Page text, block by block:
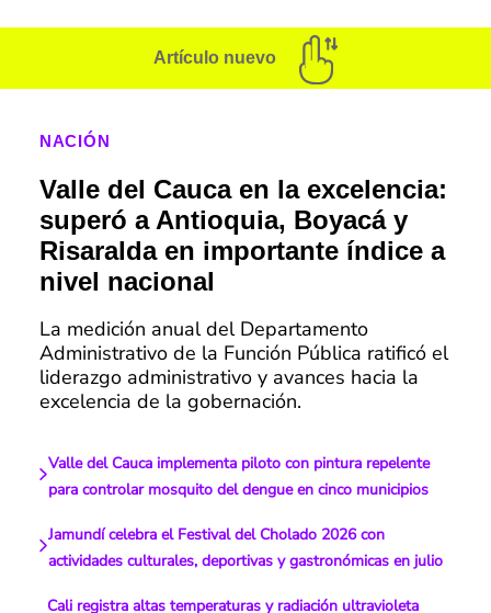
Artículo nuevo
NACIÓN
Valle del Cauca en la excelencia:
superó a Antioquia, Boyacá y
Risaralda en importante índice a
nivel nacional
La medición anual del Departamento
Administrativo de la Función Pública ratificó el
liderazgo administrativo y avances hacia la
excelencia de la gobernación.
Valle del Cauca implementa piloto con pintura repelente
para controlar mosquito del dengue en cinco municipios
Jamundí celebra el Festival del Cholado 2026 con
actividades culturales, deportivas y gastronómicas en julio
Cali registra altas temperaturas y radiación ultravioleta